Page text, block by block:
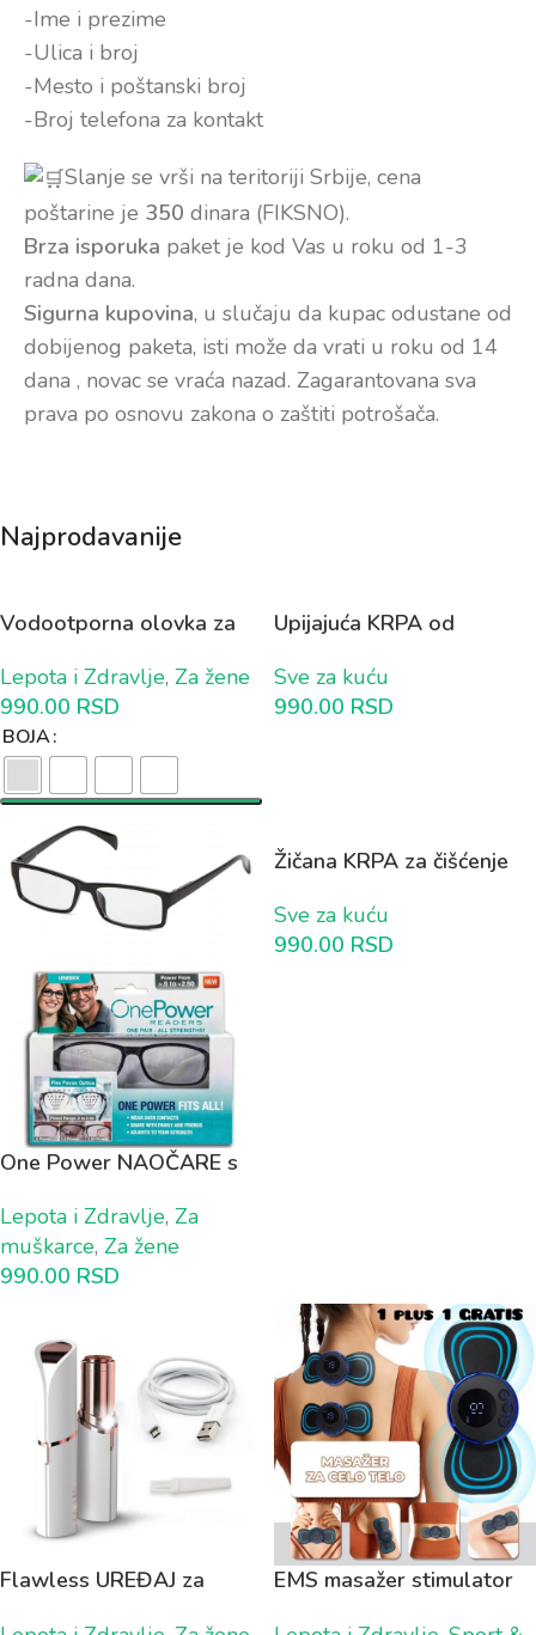
-Ime i prezime
-Ulica i broj
-Mesto i poštanski broj
-Broj telefona za kontakt
Slanje se vrši na teritoriji Srbije, cena
poštarine je 350 dinara (FIKSNO).
Brza isporuka paket je kod Vas u roku od 1-3
radna dana.
Sigurna kupovina, u slučaju da kupac odustane od
dobijenog paketa, isti može da vrati u roku od 14
dana , novac se vraća nazad. Zagarantovana sva
prava po osnovu zakona o zaštiti potrošača.
Najprodavanije
Vodootporna olovka za
obrva 1+1 GRATIS
Lepota i Zdravlje, Za žene
990.00 RSD
BOJA
Upijajuća KRPA od
komada)
Sve za kuću
990.00 RSD
One Power NAOČARE s
GRATIS
Lepota i Zdravlje, Za
muškarce, Za žene
990.00 RSD
Žičana KRPA za čišćenje
Sve za kuću
990.00 RSD
Flawless UREĐAJ za
EMS masažer stimulator